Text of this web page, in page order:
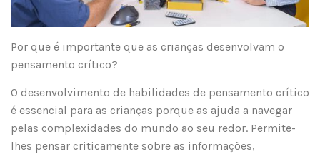
Por que é importante que as crianças desenvolvam o
pensamento crítico?
O desenvolvimento de habilidades de pensamento crítico
é essencial para as crianças porque as ajuda a navegar
pelas complexidades do mundo ao seu redor. Permite-
lhes pensar criticamente sobre as informações,